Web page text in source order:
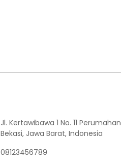
Jl. Kertawibawa 1 No. 11
Bekasi, Jawa Barat, Indonesia
08123456789